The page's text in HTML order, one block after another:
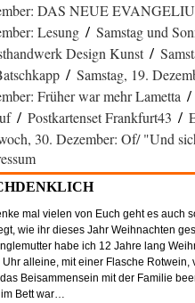
DAS NEUE
Lesung / Samstag und
Design Kunst /
/ Samstag, 19.
Früher war mehr Lametta /
/ Postkartenset Frankfurt43 /
30. Dezember: Of/ "Und
mal vielen von Euch geht es auch
wie ihr dieses Jahr Weihnachten
habe ich 12 Jahre lang
Uhr alleine, mit einer Flasche Rotwein,
Beisammensein mit der Familie
Bett war…